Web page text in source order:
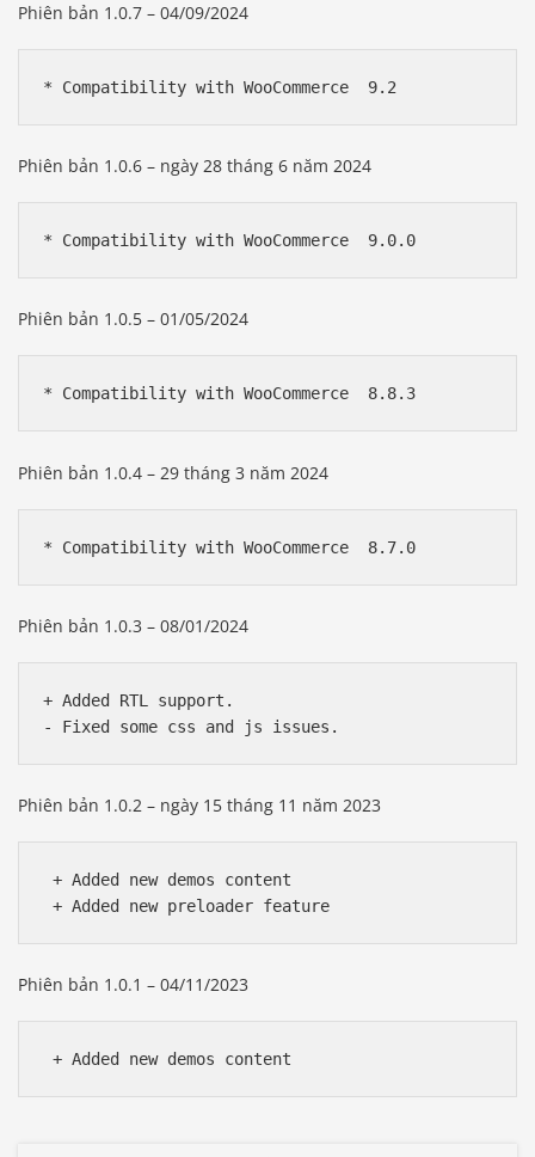
Phiên bản 1.0.7 – 04/09/2024
Phiên bản 1.0.6 – ngày 28 tháng 6 năm 2024
Phiên bản 1.0.5 – 01/05/2024
Phiên bản 1.0.4 – 29 tháng 3 năm 2024
Phiên bản 1.0.3 – 08/01/2024
+ Added RTL support.
Phiên bản 1.0.2 – ngày 15 tháng 11 năm 2023
+ Added new demos content
Phiên bản 1.0.1 – 04/11/2023